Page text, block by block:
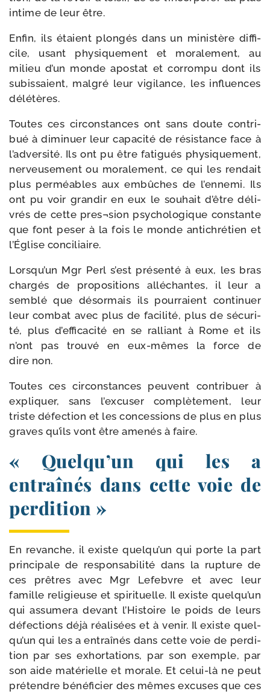
intime de leur être.
Enfin, ils étaient plon­gés dans un minis­tère dif­fi­
cile, usant phy­si­que­ment et mora­le­ment, au
milieu d’un monde apos­tat et cor­rom­pu dont ils
subis­saient, mal­gré leur vigi­lance, les influences
délétères.
Toutes ces cir­cons­tances ont sans doute contri­
bué à dimi­nuer leur capa­ci­té de résis­tance face à
l’ad­ver­si­té. Ils ont pu être fati­gués phy­si­que­ment,
ner­veu­se­ment ou mora­le­ment, ce qui les ren­dait
plus per­méables aux embûches de l’en­ne­mi. Ils
ont pu voir gran­dir en eux le sou­hait d’être déli­
vrés de cette pres¬sion psy­cho­lo­gique constante
que font peser à la fois le monde anti­chré­tien et
l’Église conciliaire.
Lorsqu’un Mgr Perl s’est pré­sen­té à eux, les bras
char­gés de pro­po­si­tions allé­chantes, il leur a
sem­blé que désor­mais ils pour­raient conti­nuer
leur com­bat avec plus de faci­li­té, plus de sécu­ri­
té, plus d’ef­fi­ca­ci­té en se ral­liant à Rome et ils
n’ont pas trou­vé en eux-​mêmes la force de
dire non.
Toutes ces cir­cons­tances peuvent contri­buer à
expli­quer, sans l’ex­cu­ser com­plè­te­ment, leur
triste défec­tion et les conces­sions de plus en plus
graves qu’ils vont être ame­nés à faire.
« Quelqu’un qui les a
entraînés dans cette voie de
perdition »
En revanche, il existe quel­qu’un qui porte la part
prin­ci­pale de res­pon­sa­bi­li­té dans la rup­ture de
ces prêtres avec Mgr Lefebvre et avec leur
famille reli­gieuse et spi­ri­tuelle. Il existe quel­qu’un
qui assu­me­ra devant l’Histoire le poids de leurs
défec­tions déjà réa­li­sées et à venir. Il existe quel­
qu’un qui les a entraî­nés dans cette voie de per­di­
tion par ses exhor­ta­tions, par son exemple, par
son aide maté­rielle et morale. Et celui-​là ne peut
pré­tendre béné­fi­cier des mêmes excuses que ces